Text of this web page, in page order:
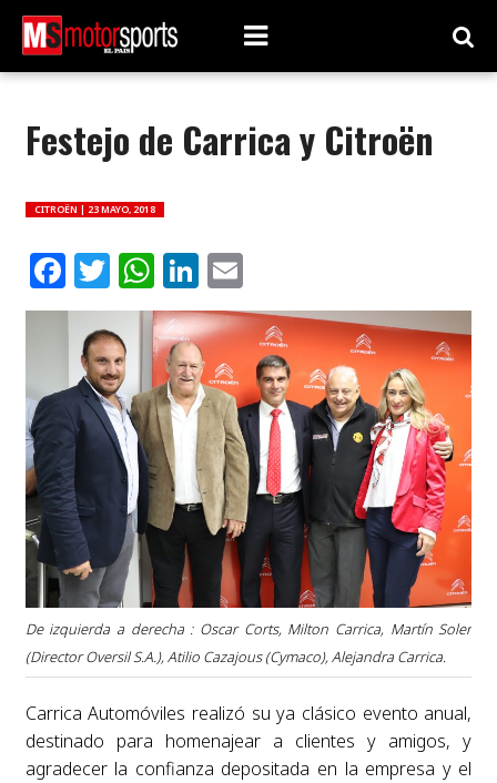
Festejo de Carrica y Citroën
CITROËN | 23 MAYO, 2018
Facebook
Twitter
WhatsApp
LinkedIn
Email
De izquierda a derecha : Oscar Corts, Milton Carrica, Martín Soler
(Director Oversil S.A.), Atilio Cazajous (Cymaco), Alejandra Carrica.
Carrica Automóviles realizó su ya clásico evento anual,
destinado para homenajear a clientes y amigos, y
agradecer la confianza depositada en la empresa y el